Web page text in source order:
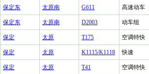
保定东 太原南 G611 高速动车
保定东 太原南 D2003 动车组
保定 太原 T175 空调特快
保定 太原 K1115/K1118 快速
保定 太原 T41 空调特快